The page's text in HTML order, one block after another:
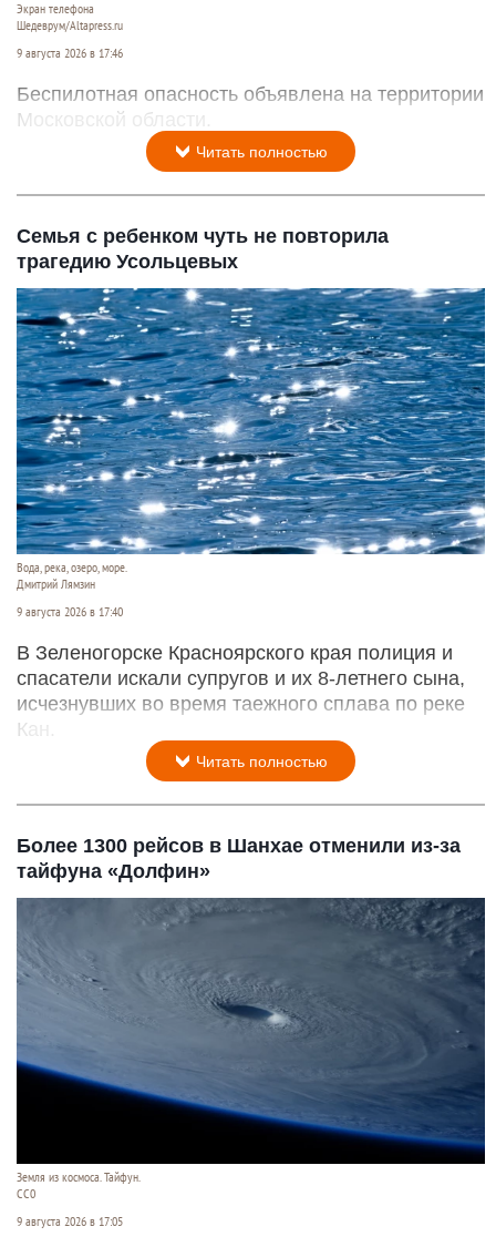
Экран телефона
Шедеврум/Altapress.ru
9 августа 2026 в 17:46
Беспилотная опасность объявлена на территории
Московской области.
Читать полностью
Семья с ребенком чуть не повторила
трагедию Усольцевых
Вода, река, озеро, море.
Дмитрий Лямзин
9 августа 2026 в 17:40
В Зеленогорске Красноярского края полиция и
спасатели искали супругов и их 8-летнего сына,
исчезнувших во время таежного сплава по реке
Кан.
Читать полностью
Более 1300 рейсов в Шанхае отменили из-за
тайфуна «Долфин»
Земля из космоса. Тайфун.
СС0
9 августа 2026 в 17:05